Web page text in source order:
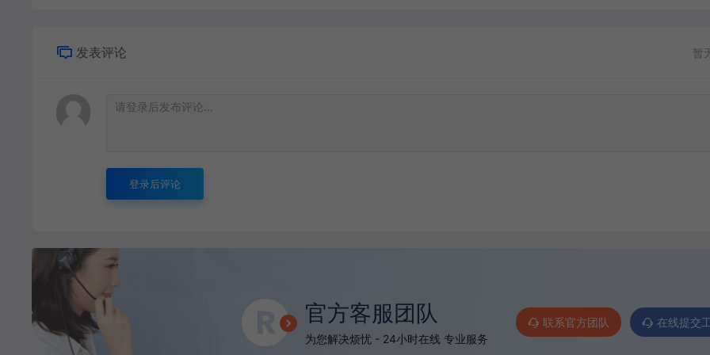
发表评论 暂
登录后评论
官方客服团队
为您解决烦忧 - 24小时在线 专业服务
联系官方团队 在线提交